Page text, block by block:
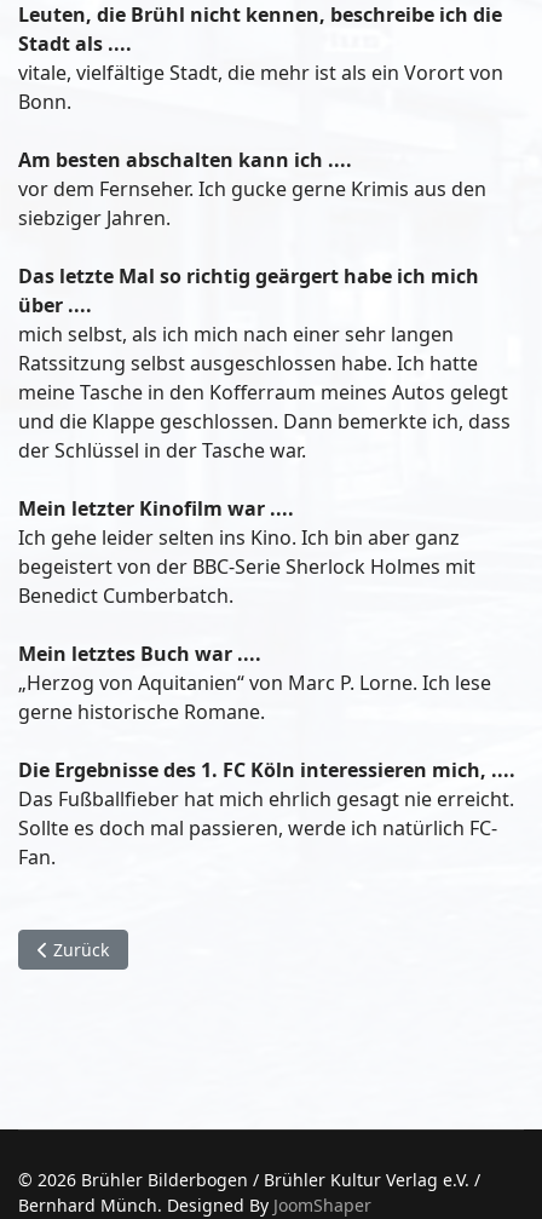
Leuten, die Brühl nicht kennen, beschreibe ich die
Stadt als ....
vitale, vielfältige Stadt, die mehr ist als ein Vorort von
Bonn.
Am besten abschalten kann ich ....
vor dem Fernseher. Ich gucke gerne Krimis aus den
siebziger Jahren.
Das letzte Mal so richtig geärgert habe ich mich
über ....
mich selbst, als ich mich nach einer sehr langen
Ratssitzung selbst ausgeschlossen habe. Ich hatte
meine Tasche in den Kofferraum meines Autos gelegt
und die Klappe geschlossen. Dann bemerkte ich, dass
der Schlüssel in der Tasche war.
Mein letzter Kinofilm war ....
Ich gehe leider selten ins Kino. Ich bin aber ganz
begeistert von der BBC-Serie Sherlock Holmes mit
Benedict Cumberbatch.
Mein letztes Buch war ....
„Herzog von Aquitanien“ von Marc P. Lorne. Ich lese
gerne historische Romane.
Die Ergebnisse des 1. FC Köln interessieren mich, ....
Das Fußballfieber hat mich ehrlich gesagt nie erreicht.
Sollte es doch mal passieren, werde ich natürlich FC-
Fan.
Vorheriger Beitrag: Wann und wo ein künstliches Gelenk?
Zurück
© 2026 Brühler Bilderbogen / Brühler Kultur Verlag e.V. /
Bernhard Münch. Designed By JoomShaper